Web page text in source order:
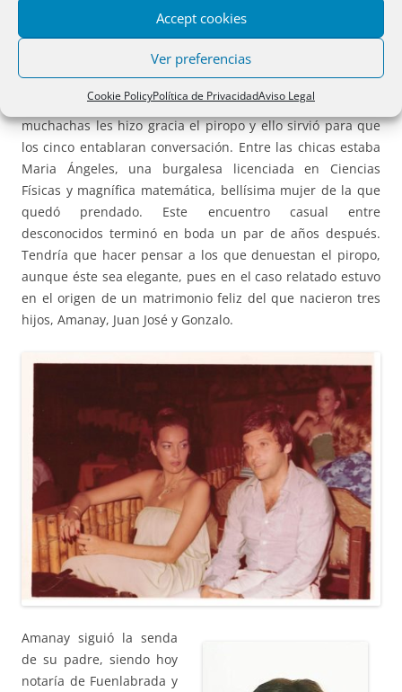
Accept cookies
Ver preferencias
Cookie PolicyPolítica de PrivacidadAviso Legal
situado en la plaza Conde de Suchil. En una ocasión, a su
salida, se sentaron un rato en un banco de la plaza. Cerca
de ellos había un grupo de tres chicas charlando entre
ellas. Su amigo, que era más lanzado que él, le dijo a una
¡Pero si tienes los ojos más bonitos que éste!
muchachas les hizo gracia el piropo y ello sirvió para que
los cinco entablaran conversación. Entre las chicas estaba
Maria Ángeles, una burgalesa licenciada en Ciencias
Físicas y magnífica matemática, bellísima mujer de la que
quedó prendado. Este encuentro casual entre
desconocidos terminó en boda un par de años después.
Tendría que hacer pensar a los que denuestan el piropo,
aunque éste sea elegante, pues en el caso relatado estuvo
en el origen de un matrimonio feliz del que nacieron tres
hijos, Amanay, Juan José y Gonzalo.
Amanay siguió la senda
de su padre, siendo hoy
notaría de Fuenlabrada y